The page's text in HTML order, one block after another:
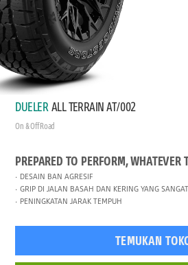
DUELER ALL TERRAIN AT/002
On & Off Road
PREPARED TO PERFORM, WHATEVER
DESAIN BAN AGRESIF
GRIP DI JALAN BASAH DAN KERING YANG
PENINGKATAN JARAK TEMPUH
TEMUKAN